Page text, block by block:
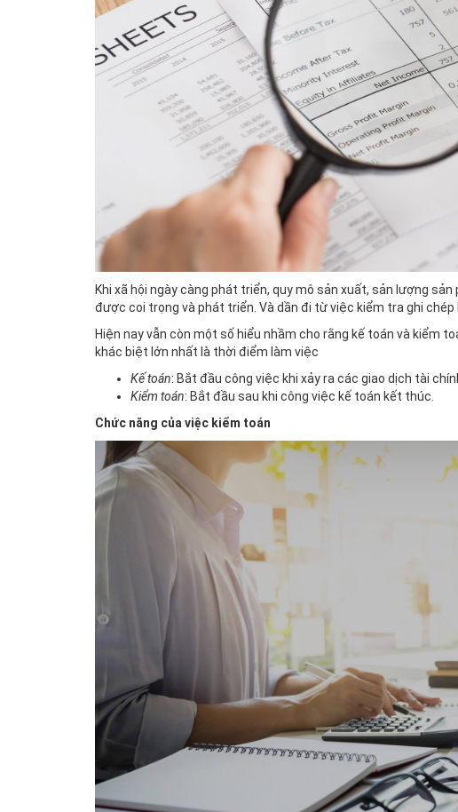
Khi xã hội ngày càng phát triển, quy mô sản xuất, sản lượng
được coi trọng và phát triển. Và dần đi từ việc kiểm tra ghi
Hiện nay vẫn còn một số hiểu nhầm cho rằng kế toán và kiểm
khác biệt lớn nhất là thời điểm làm việc
Kế toán: Bắt đầu công việc khi xảy ra các giao dịch tài
Kiểm toán: Bắt đầu sau khi công việc kế toán kết thúc.
Chức năng của việc kiểm toán